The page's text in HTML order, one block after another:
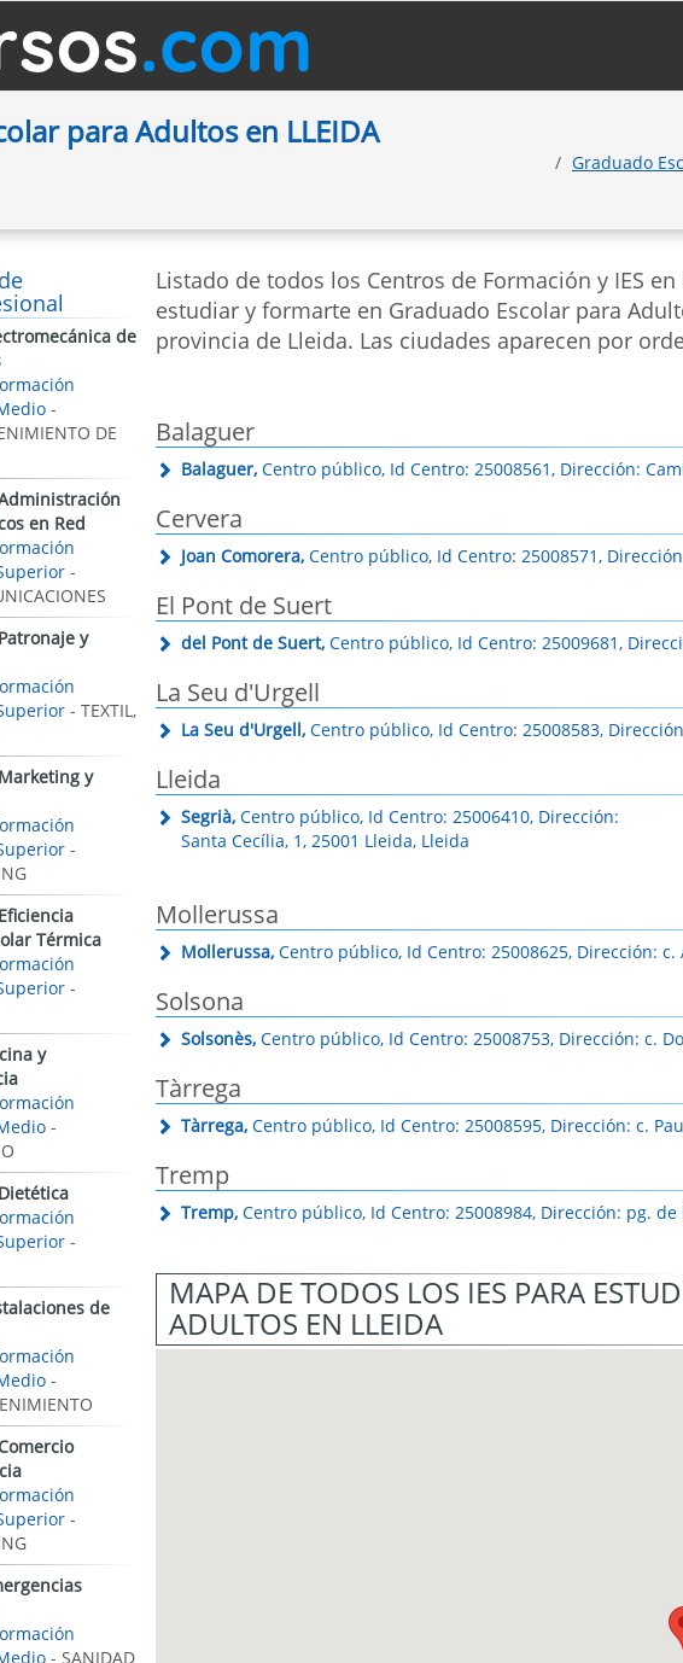
para Adultos en LLEIDA
Graduado
Listado de todos los Centros de Formación y IES
estudiar y formarte en Graduado Escolar para
provincia de Lleida. Las ciudades aparecen por
Balaguer
Balaguer, Centro público, Id Centro: 25008561, Dirección:
Cervera
Joan Comorera, Centro público, Id Centro: 25008571,
El Pont de Suert
del Pont de Suert, Centro público, Id Centro: 25009681,
La Seu d'Urgell
La Seu d'Urgell, Centro público, Id Centro: 25008583,
Lleida
Segrià,Centro público, Id Centro: 25006410, Dirección:
Santa Cecília, 1, 25001 Lleida, Lleida
Mollerussa
Mollerussa, Centro público, Id Centro: 25008625, Dirección:
Solsona
Solsonès, Centro público, Id Centro: 25008753, Dirección: c.
Tàrrega
Tàrrega, Centro público, Id Centro: 25008595, Dirección: c.
Tremp
Tremp, Centro público, Id Centro: 25008984, Dirección: pg.
MAPA DE TODOS LOS IES PARA
ADULTOS EN LLEIDA
de
-
DE
en Red
-
y
- TEXTIL,
y
-
Térmica
-
y
-
-
de
-
-
- SANIDAD